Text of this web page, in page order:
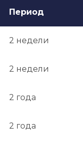
Период
2 недели
2 недели
2 года
2 года